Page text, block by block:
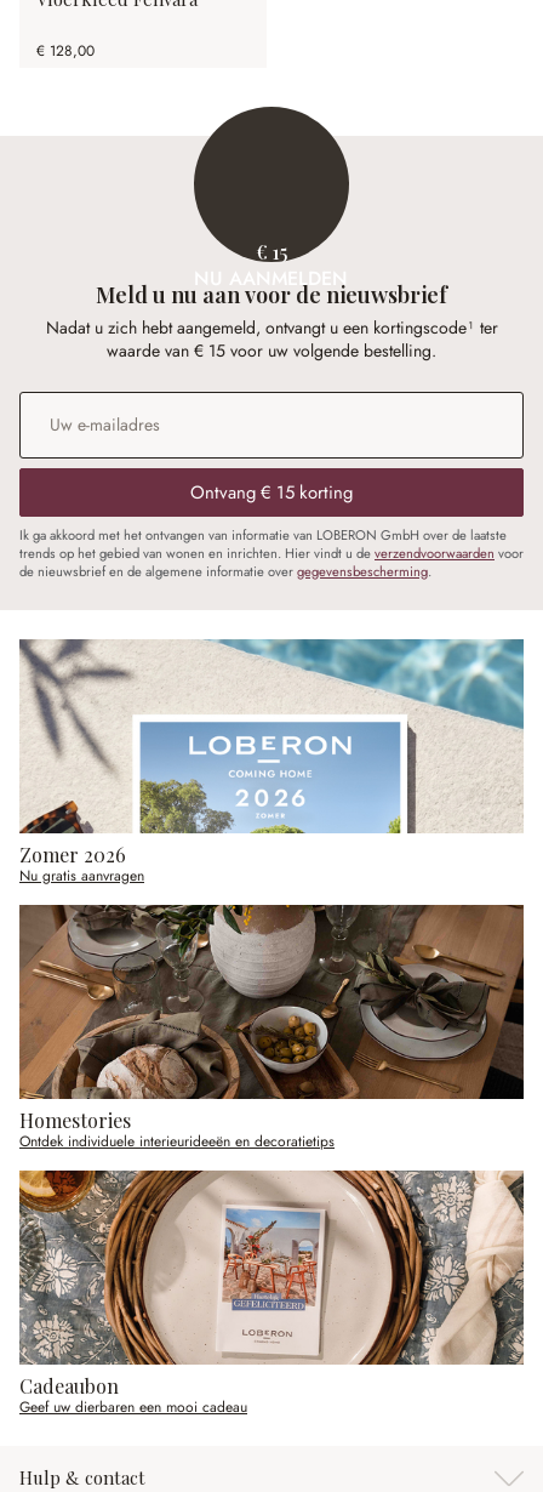
€ 128,00
€ 15
NU AANMELDEN
Meld u nu aan voor de nieuwsbrief
Nadat u zich hebt aangemeld, ontvangt u een kortingscode¹ ter
waarde van € 15 voor uw volgende bestelling.
E-mailadres
Ontvang € 15 korting
Ik ga akkoord met het ontvangen van informatie van LOBERON GmbH over de laatste
trends op het gebied van wonen en inrichten. Hier vindt u deverzendvoorwaarden voor
de nieuwsbrief en de algemene informatie overgegevensbescherming.
Zomer 2026
Nu gratis aanvragen
Homestories
Ontdek individuele interieurideeën en decoratietips
Cadeaubon
Geef uw dierbaren een mooi cadeau
Hulp & contact